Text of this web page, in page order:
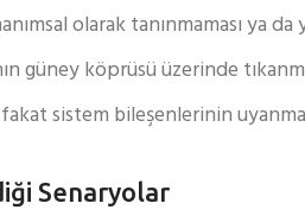
olarak tanınmaması ya da
güney köprüsü üzerinde
sistem bileşenlerinin
Senaryolar